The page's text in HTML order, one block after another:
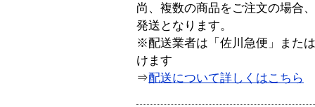
尚、複数の商品をご注文の場合
発送となります。
※配送業者は「佐川急便」また
けます
⇒配送について詳しくはこちら